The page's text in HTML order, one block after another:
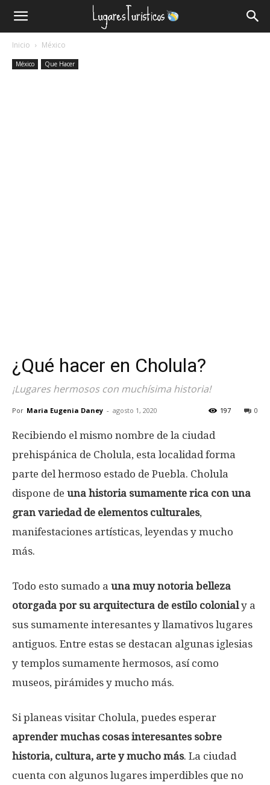
Lugares
Turísticos
Inicio México
México Que Hacer
¿Qué hacer en Cholula?
¡Lugares hermosos con muchísima historia!
Por Maria Eugenia Daney - agosto 1, 2020 0
197
Recibiendo el mismo nombre de la ciudad
prehispánica de Cholula, esta localidad forma
parte del hermoso estado de Puebla. Cholula
dispone de una historia sumamente rica con una
gran variedad de elementos culturales,
manifestaciones artísticas, leyendas y mucho
más.
Todo esto sumado a una muy notoria belleza
otorgada por su arquitectura de estilo colonialy a
sus sumamente interesantes y llamativos lugares
antiguos. Entre estas se destacan algunas iglesias
y templos sumamente hermosos, así como
museos, pirámides y mucho más.
Si planeas visitar Cholula, puedes esperar
aprender muchas cosas interesantes sobre
historia, cultura, arte y mucho más. La ciudad
cuenta con algunos lugares imperdibles que no